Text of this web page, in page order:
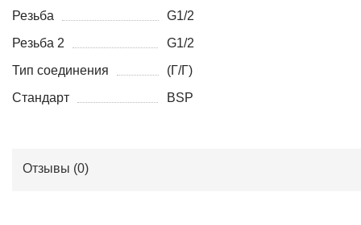
Резьба
G1/2
Резьба 2
G1/2
Тип соединения
(Г/Г)
Стандарт
BSP
Отзывы (0)